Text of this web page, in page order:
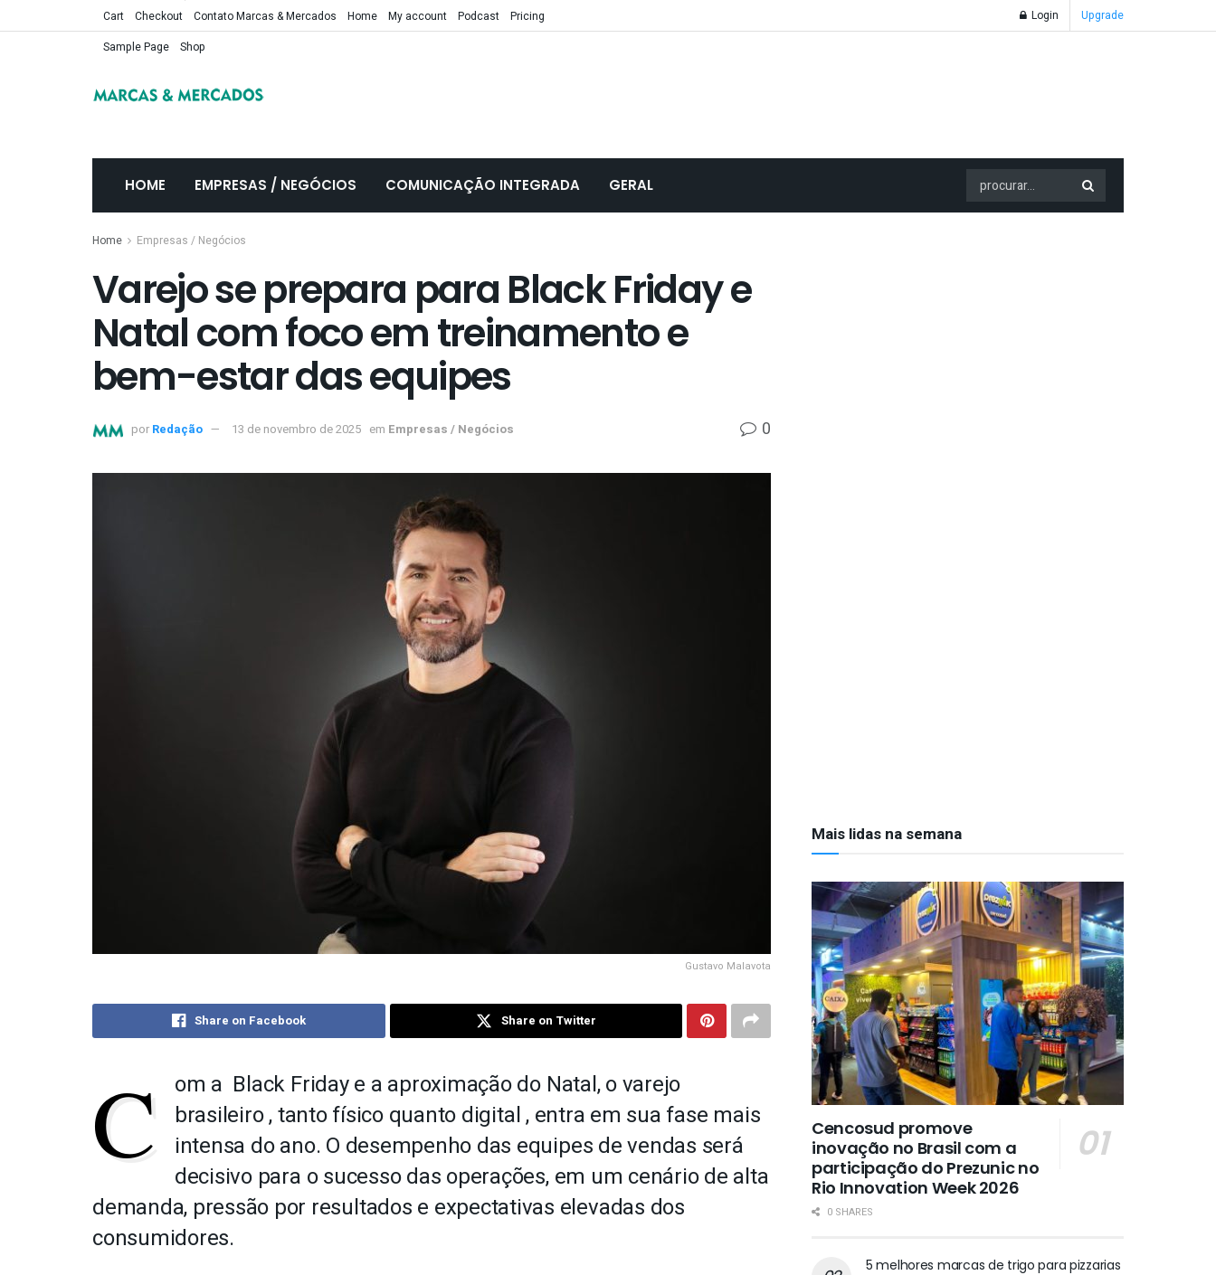
Cart Checkout Contato Marcas & Mercados Home My account Podcast
Pricing
Sample Page
Shop
Login Upgrade
HOME EMPRESAS / NEGÓCIOS COMUNICAÇÃO INTEGRADA GERAL
Home Empresas / Negócios
Varejo se prepara para Black Friday e
Natal com foco em treinamento e
bem-estar das equipes
por Redação 13 de novembro de 2025 em Empresas / Negócios 0
Gustavo Malavota
Share on Facebook Share on Twitter
C
om a Black Friday e a aproximação do Natal, o varejo
brasileiro , tanto físico quanto digital , entra em sua fase mais
intensa do ano. O desempenho das equipes de vendas será
decisivo para o sucesso das operações, em um cenário de alta
demanda, pressão por resultados e expectativas elevadas dos
consumidores.
Mais lidas na semana
Cencosud promove
inovação no Brasil com a
participação do Prezunic no
Rio Innovation Week 2026
0 SHARES
5 melhores marcas de trigo para pizzarias